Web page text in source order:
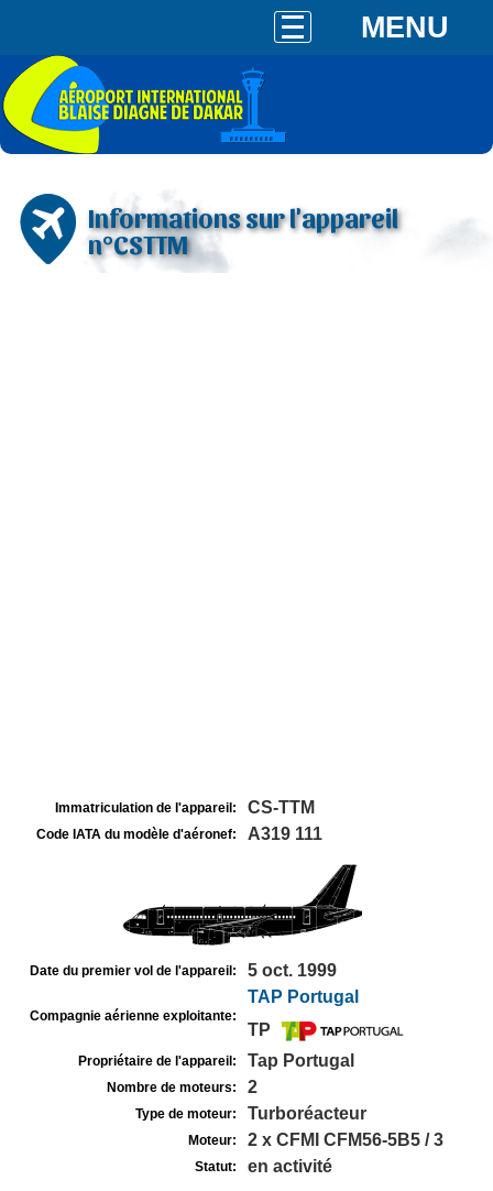
MENU
Informations sur l'appareil
n°CSTTM
Immatriculation de l'appareil: CS-TTM
Code IATA du modèle d'aéronef: A319 111
Date du premier vol de l'appareil: 5 oct. 1999
Compagnie aérienne exploitante:
TAP Portugal
TP
Propriétaire de l'appareil: Tap Portugal
Nombre de moteurs: 2
Type de moteur: Turboréacteur
Moteur: 2 x CFMI CFM56-5B5 / 3
Statut: en activité